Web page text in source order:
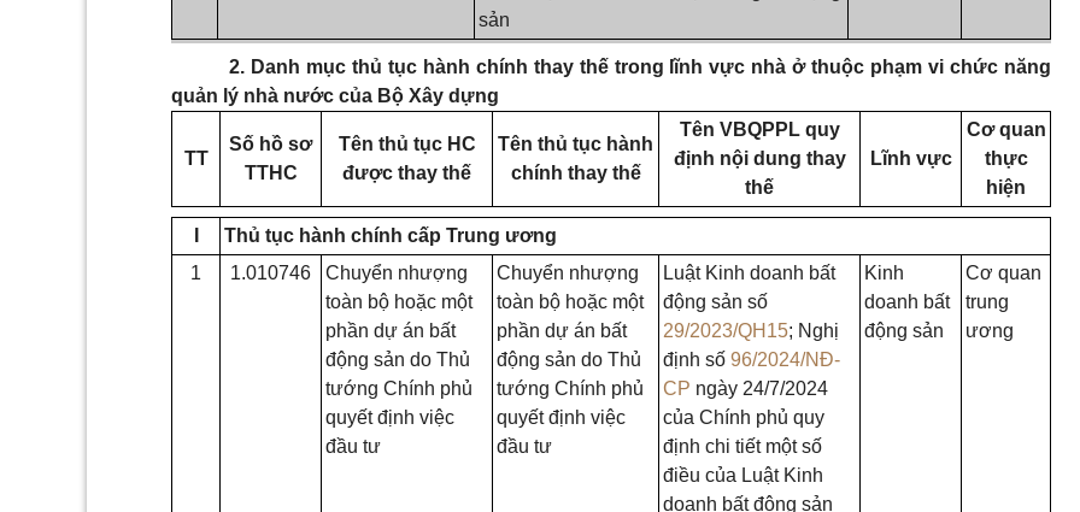
sản
2. Danh mục thủ tục hành chính thay thế trong lĩnh vực nhà ở thuộc phạm vi chức năng
quản lý nhà nước của Bộ Xây dựng
TT
Số hồ sơ
TTHC
Tên thủ tục HC
được thay thế
Tên thủ tục hành
chính thay thế
Tên VBQPPL quy
định nội dung thay
thế
Lĩnh vực
Cơ quan
thực
hiện
Thủ tục hành chính cấp Trung ương
1
1.010746
Chuyển nhượng
toàn bộ hoặc một
phần dự án bất
động sản do Thủ
tướng Chính phủ
quyết định việc
đầu tư
Chuyển nhượng
toàn bộ hoặc một
phần dự án bất
động sản do Thủ
tướng Chính phủ
quyết định việc
đầu tư
Luật Kinh doanh bất
động sản số
29/2023/QH15; Nghị
định số 96/2024/NĐ-
CP ngày 24/7/2024
của Chính phủ quy
định chi tiết một số
điều của Luật Kinh
doanh bất động sản
Kinh
doanh bất
động sản
Cơ quan
trung
ương